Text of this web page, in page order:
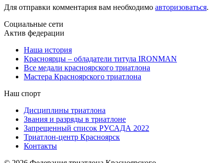
Для отправки комментария вам необходимо авторизоваться.
Социальные сети
Актив федерации
Наша история
Красноярцы – обладатели титула IRONMAN
Все медали красноярского триатлона
Мастера Красноярского триатлона
Наш спорт
Дисциплины триатлона
Звания и разряды в триатлоне
Запрещенный список РУСАДА 2022
Триатлон-центр Красноярск
Контакты